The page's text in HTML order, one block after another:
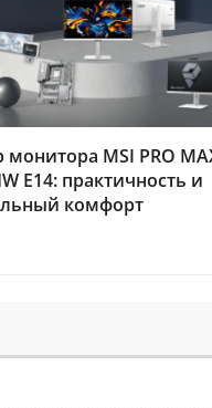
монитора MSI PRO
E14: практичность и
комфорт